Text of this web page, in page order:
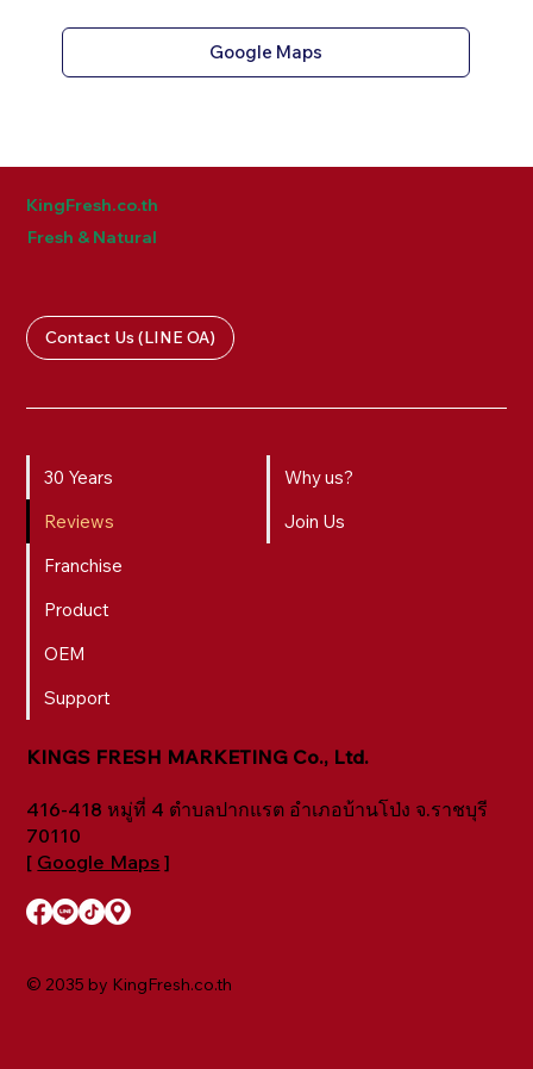
Google Maps
KingFresh.co.th
Fresh & Natural
Contact Us (LINE OA)
KINGS FRESH MARKETING Co., Ltd.
416-418 หมู่ที่ 4 ตำบลปากแรต อำเภอบ้านโป่ง จ.ราชบุรี
70110
[ Google Maps ]
30 Years
Reviews
Franchise
Product
OEM
Support
Why us?
Join Us
© 2035 by KingFresh.co.th